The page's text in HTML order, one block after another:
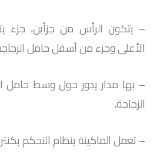
– يتكون الرأس من جزأين،
الأعلى وجزء من أسفل حامل
– بها مدار يدور حول وسط حامل
الزجاجة.
– تعمل الماكينة بنظام التحكم